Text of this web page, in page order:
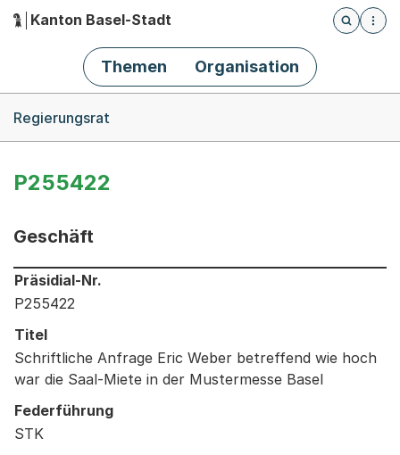
Hauptnavigation
Kanton Basel-Stadt
Öffnet
Themen Organisation
Regierungsrat
P255422
Geschäft
Informationen zum Ausgewählten Geschäft
Präsidial-Nr.
P255422
Titel
Schriftliche Anfrage Eric Weber betreffend wie hoch
war die Saal-Miete in der Mustermesse Basel
Federführung
STK